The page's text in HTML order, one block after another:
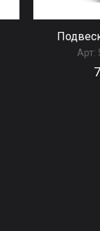
Арт: